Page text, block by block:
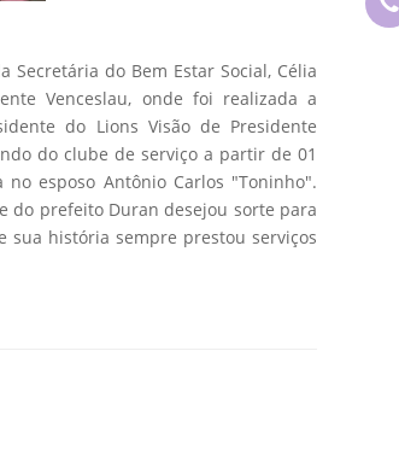
do Bem Estar Social, Célia
Venceslau, onde foi realizada a
do Lions Visão de Presidente
do clube de serviço a partir de 01
esposo Antônio Carlos "Toninho".
do prefeito Duran desejou sorte para
sua história sempre prestou serviços